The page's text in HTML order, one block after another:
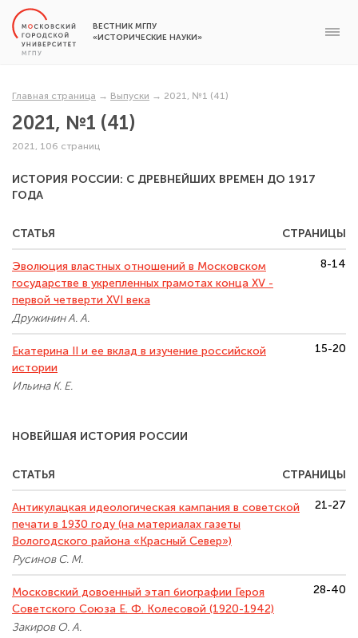
ВЕСТНИК МГПУ
«ИСТОРИЧЕСКИЕ НАУКИ»
Главная страница → Выпуски → 2021, №1 (41)
2021, №1 (41)
2021, 106 страниц
ИСТОРИЯ РОССИИ: С ДРЕВНЕЙШИХ ВРЕМЕН ДО 1917
ГОДА
СТАТЬЯ СТРАНИЦЫ
Эволюция властных отношений в Московском
государстве в укрепленных грамотах конца XV -
первой четверти XVI века
Дружинин А. А.
8-14
Екатерина II и ее вклад в изучение российской
истории
Ильина К. Е.
15-20
НОВЕЙШАЯ ИСТОРИЯ РОССИИ
СТАТЬЯ СТРАНИЦЫ
Антикулацкая идеологическая кампания в советской
печати в 1930 году (на материалах газеты
Вологодского района «Красный Север»)
Русинов С. М.
21-27
Московский довоенный этап биографии Героя
Советского Союза Е. Ф. Колесовой (1920-1942)
Закиров О. А.
28-40